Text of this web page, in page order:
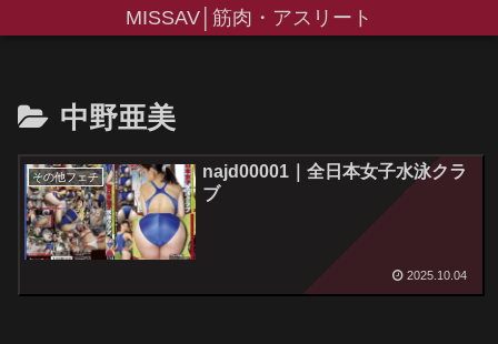
MISSAV│筋肉・アスリート
中野亜美
その他フェチ
najd00001｜全日本女子水泳クラ
ブ
2025.10.04